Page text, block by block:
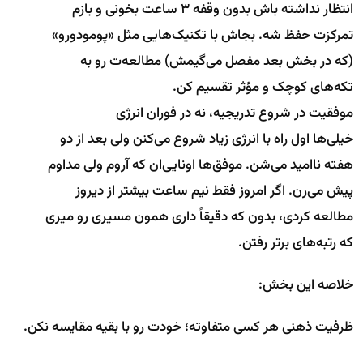
انتظار نداشته باش بدون وقفه ۳ ساعت بخونی و بازم
تمرکزت حفظ شه. بجاش با تکنیک‌هایی مثل «پومودورو»
(که در بخش بعد مفصل می‌گیمش) مطالعه‌ت رو به
تکه‌های کوچک و مؤثر تقسیم کن.
موفقیت در شروع تدریجیه، نه در فوران انرژی
خیلی‌ها اول راه با انرژی زیاد شروع می‌کنن ولی بعد از دو
هفته ناامید می‌شن. موفق‌ها اونایی‌ان که آروم ولی مداوم
پیش می‌رن. اگر امروز فقط نیم ساعت بیشتر از دیروز
مطالعه کردی، بدون که دقیقاً داری همون مسیری رو میری
که رتبه‌های برتر رفتن.
خلاصه این بخش:
ظرفیت ذهنی هر کسی متفاوته؛ خودت رو با بقیه مقایسه نکن.